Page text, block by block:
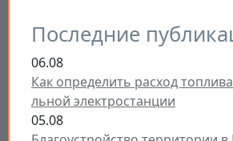
Последние
06.08
Как определить расход
льной электростанции
05.08